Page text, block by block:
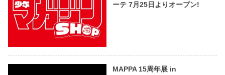
ーテ 7月25日よりオープン!
MAPPA 15周年展 in